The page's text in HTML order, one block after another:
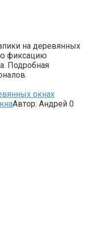
на деревянных
фиксацию
Подробная
окнах
Автор: Андрей 0